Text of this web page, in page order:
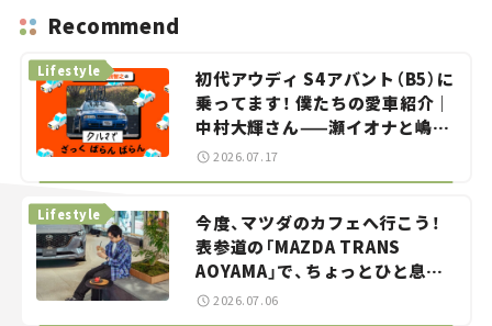
Recommend
初代アウディ S4アバント（B5）に
乗ってます！ 僕たちの愛車紹介｜
中村大輝さん——瀬イオナと嶋田
智之の「クルマでざっくばらんば
らん！」＃20
Lifestyle
2026.07.17
今度、マツダのカフェへ行こう！
表参道の「MAZDA TRANS
AOYAMA」で、ちょっとひと息。
——連載｜CCGとクルマでどうす
Lifestyle
2026.07.06